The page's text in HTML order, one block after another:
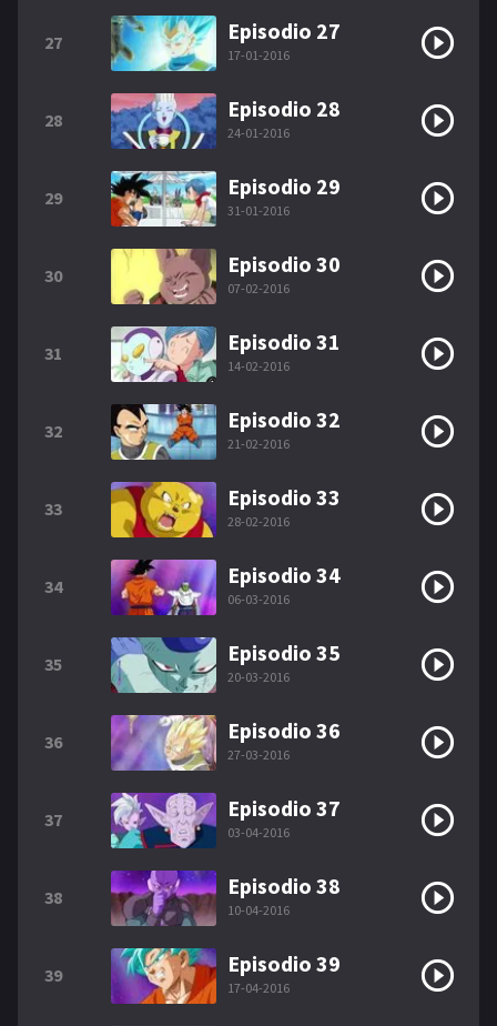
27 Episodio 27
17-01-2016
28 Episodio 28
24-01-2016
29 Episodio 29
31-01-2016
30 Episodio 30
07-02-2016
31 Episodio 31
14-02-2016
32 Episodio 32
21-02-2016
33 Episodio 33
28-02-2016
34 Episodio 34
06-03-2016
35 Episodio 35
20-03-2016
36 Episodio 36
27-03-2016
37 Episodio 37
03-04-2016
38 Episodio 38
10-04-2016
39 Episodio 39
17-04-2016